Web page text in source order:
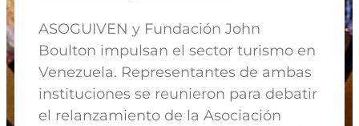
ASOGUIVEN y Fundación John
Boulton impulsan el sector turismo en
Venezuela. Representantes de ambas
instituciones se reunieron para debatir
el relanzamiento de la Asociación